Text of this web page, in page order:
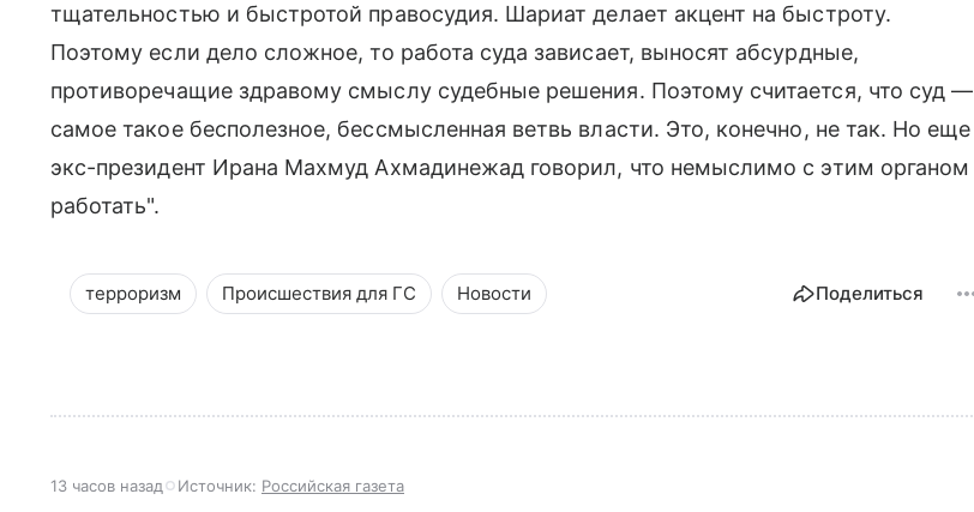
тщательностью и быстротой правосудия. Шариат делает акцент на быстроту.
Поэтому если дело сложное, то работа суда зависает, выносят абсурдные,
противоречащие здравому смыслу судебные решения. Поэтому считается, что суд —
самое такое бесполезное, бессмысленная ветвь власти. Это, конечно, не так. Но еще
экс-президент Ирана Махмуд Ахмадинежад говорил, что немыслимо с этим органом
работать".
терроризм Происшествия для ГС Новости Поделиться
13 часов назад Источник: Российская газета